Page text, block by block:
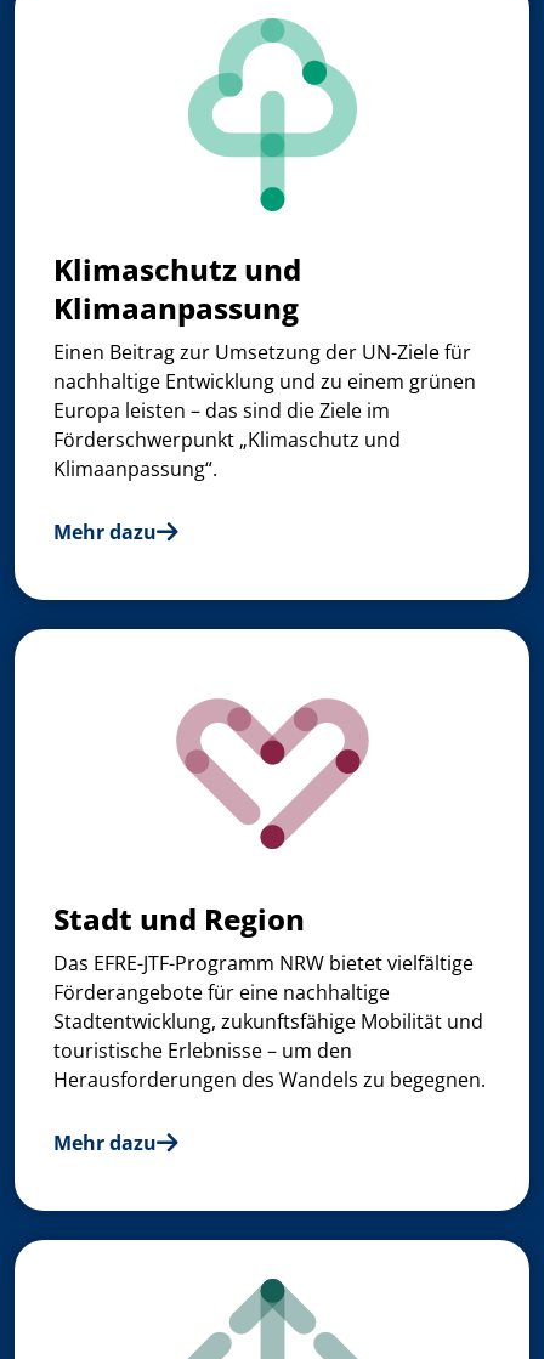
Klimaschutz und
Klimaanpassung
Einen Beitrag zur Umsetzung der UN-Ziele für
nachhaltige Entwicklung und zu einem grünen
Europa leisten – das sind die Ziele im
Förderschwerpunkt „Klimaschutz und
Klimaanpassung“.
Mehr dazu
Stadt und Region
Das EFRE-JTF-Programm NRW bietet vielfältige
Förderangebote für eine nachhaltige
Stadtentwicklung, zukunftsfähige Mobilität und
touristische Erlebnisse – um den
Herausforderungen des Wandels zu begegnen.
Mehr dazu